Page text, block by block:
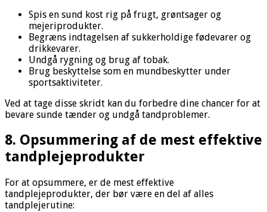
Spis en sund kost rig på frugt, grøntsager og
mejeriprodukter.
Begræns indtagelsen af sukkerholdige fødevarer og
drikkevarer.
Undgå rygning og brug af tobak.
Brug beskyttelse som en mundbeskytter under
sportsaktiviteter.
Ved at tage disse skridt kan du forbedre dine chancer for at
bevare sunde tænder og undgå tandproblemer.
8. Opsummering af de mest effektive
tandplejeprodukter
For at opsummere, er de mest effektive
tandplejeprodukter, der bør være en del af alles
tandplejerutine: